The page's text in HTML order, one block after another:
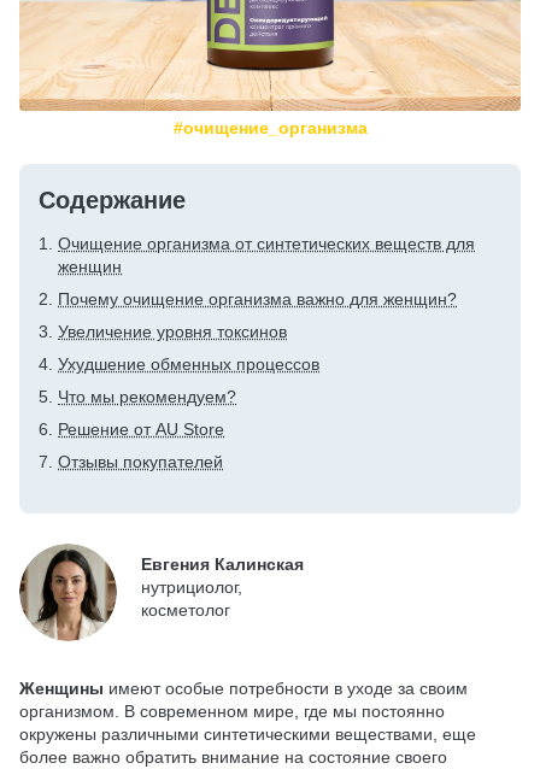
#очищение_организма
Содержание
Очищение организма от синтетических веществ для
женщин
Почему очищение организма важно для женщин?
Увеличение уровня токсинов
Ухудшение обменных процессов
Что мы рекомендуем?
Решение от AU Store
Отзывы покупателей
Евгения Калинская
нутрициолог,
косметолог
Женщины имеют особые потребности в уходе за своим
организмом. В современном мире, где мы постоянно
окружены различными синтетическими веществами, еще
более важно обратить внимание на состояние своего